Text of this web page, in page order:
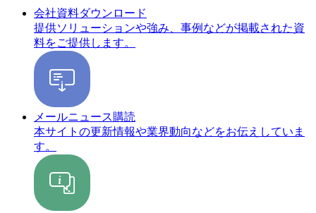
会社資料ダウンロード
提供ソリューションや強み、事例などが掲載された資
料をご提供します。
メールニュース購読
本サイトの更新情報や業界動向などをお伝えしていま
す。